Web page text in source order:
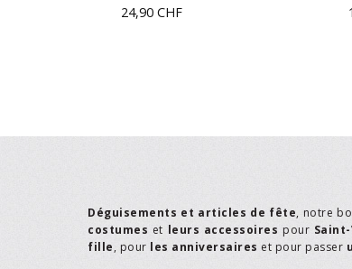
24,90 CHF
Déguisements et articles de fête, notre
costumes et leurs accessoires pour
fille, pour les anniversaires et pour passer